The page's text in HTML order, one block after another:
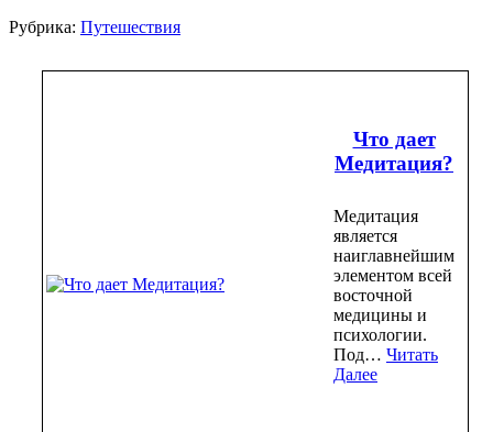
Рубрика: Путешествия
Что дает
Медитация?
Медитация
является
наиглавнейшим
элементом всей
восточной
медицины и
психологии.
Под… Читать
Далее